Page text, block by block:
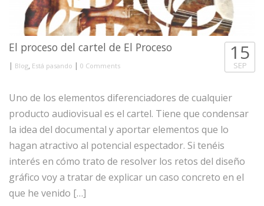
El proceso del cartel de El Proceso
| Blog, Está pasando | 0 Comments
15
SEP
Uno de los elementos diferenciadores de cualquier
producto audiovisual es el cartel. Tiene que condensar
la idea del documental y aportar elementos que lo
hagan atractivo al potencial espectador. Si tenéis
interés en cómo trato de resolver los retos del diseño
gráfico voy a tratar de explicar un caso concreto en el
que he venido […]